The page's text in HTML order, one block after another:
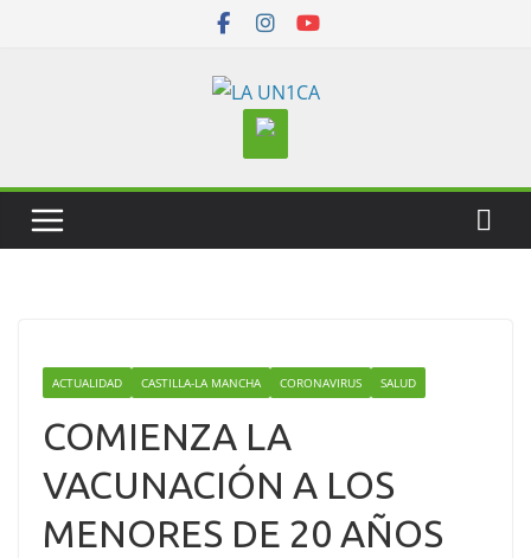
ACTUALIDAD CASTILLA-LA MANCHA CORONAVIRUS SALUD
COMIENZA LA
VACUNACIÓN A LOS
MENORES DE 20 AÑOS